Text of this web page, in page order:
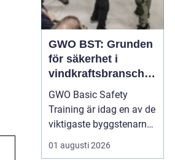
GWO BST: Grunden
för säkerhet i
vindkraftsbransche
n
GWO Basic Safety
Training är idag en av de
viktigaste byggstenarna
för alla som vill arbeta
professionellt inom
01 augusti 2026